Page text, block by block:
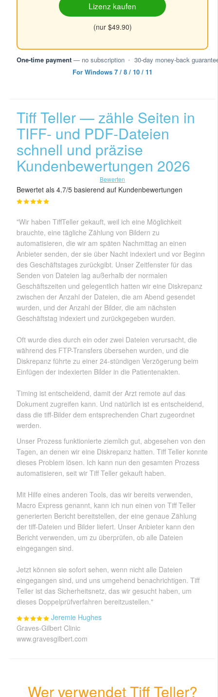
Lizenz kaufen
(nur $49.90)
One-time payment — no subscription • 30-day money-back
For Windows 7 / 8 / 10 / 11
Tiff Teller — zähle Seiten in
TIFF- und PDF-Dateien
schnell und präzise
Kundenbewertungen 2026
Bewerten
Bewertet als 4.7/5 basierend auf Kundenbewertungen
"Wir haben TiffTeller gekauft, weil ich eine Möglichkeit
brauchte, eine tägliche Zählung von Bildern zu
automatisieren, die wir am späten Nachmittag an einen
Anbieter senden, der sie über Nacht indexiert und vor Beginn
des Geschäftstages zurückgibt. Unser Zeitfenster für das
Senden von Dateien lag außerhalb der normalen
Geschäftszeiten und gelegentlich hatten wir eine Diskrepanz
zwischen der Anzahl der Dateien, die am Abend gesendet
wurden, und der Anzahl der Bilder, die am nächsten
Geschäftstag indexiert und zurückgegeben wurden.
Oft wurde dies durch ein oder zwei Dateien verursacht, die
während des FTP-Transfers übersehen wurden, und die
Diskrepanz führte zu einer 24-stündigen Verzögerung beim
Einfügen der indexierten Bilder in die Patientenakten.
Timing ist entscheidend, damit der Arzt remote auf das
Dokument zugreifen kann. Und natürlich ist es entscheidend,
dass die tiff-Bilder dem entsprechenden Chart zugeordnet
werden.
Unser Prozess funktionierte ziemlich gut, abgesehen von den
Tagen, an denen wir eine Diskrepanz hatten. Tiff Teller konnte
dieses Problem lösen. Ich kann nun den gesamten Prozess
automatisieren, seit wir Tiff Teller gekauft haben.
Mit Hilfe eines anderen Tools, das wir bereits verwenden,
Macro Express genannt, kann ich nun einen von Tiff Teller
generierten Bericht bereitstellen, der eine genaue Zählung
der tiff-Dateien und Bilder liefert. Unser Anbieter kann den
Bericht verwenden, um zu überprüfen, ob alle Dateien
eingegangen sind.
Jetzt können sie sofort sehen, wenn nicht alle Dateien
eingegangen sind, und uns umgehend benachrichtigen. Tiff
Teller ist das Sicherheitsnetz, das wir gesucht haben, um
dieses Doppelprüfverfahren bereitzustellen."
Jeremie Hughes
Graves-Gilbert Clinic
www.gravesgilbert.com
Wer verwendet Tiff Teller?